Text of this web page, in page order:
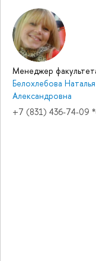
Менеджер
Белохлебова Наталья
Александровна
+7 (831) 436-74-09